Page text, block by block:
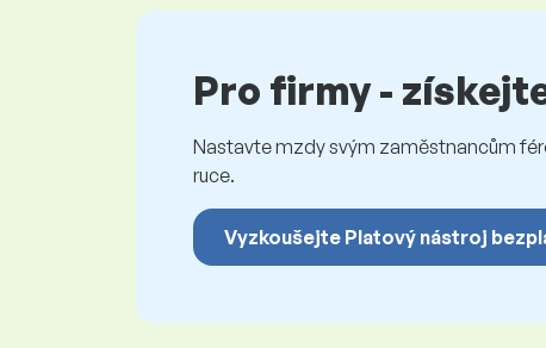
Pro firmy -
Nastavte mzdy svým zaměstnancům
ruce.
Vyzkoušejte Platový nástroj